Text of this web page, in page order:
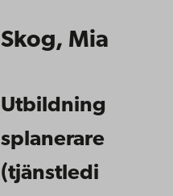
Skog, Mia
Utbildning
splanerare
(tjänstledi